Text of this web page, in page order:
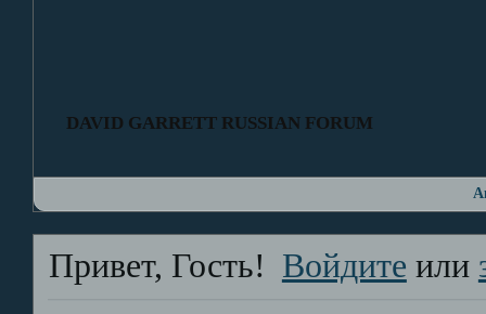
DAVID GARRETT RUSSIAN FORUM
Привет, Гость! Войдите или